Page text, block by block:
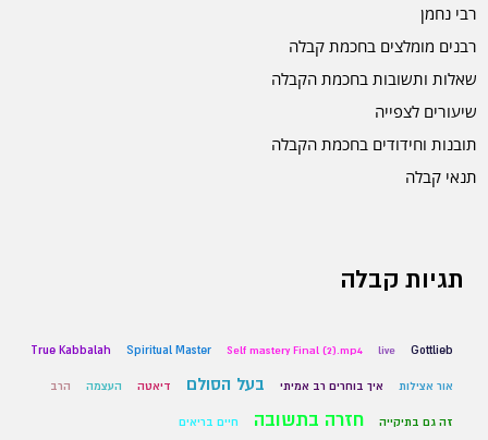
רבי נחמן
רבנים מומלצים בחכמת קבלה
שאלות ותשובות בחכמת הקבלה
שיעורים לצפייה
תובנות וחידודים בחכמת הקבלה
תנאי קבלה
תגיות קבלה
Gottlieb
live
Self mastery Final (2).mp4
Spiritual Master
True Kabbalah
אור אצילות איך בוחרים רב אמיתי בעל הסולם דיאטה העצמה הרב
זה גם בתיקייה חזרה בתשובה חיים בריאים